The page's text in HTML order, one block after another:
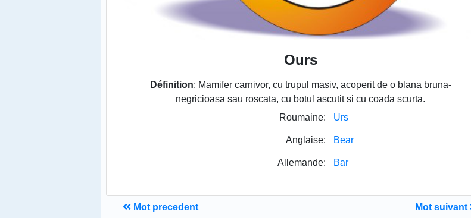
Ours
Définition: Mamifer carnivor, cu trupul masiv, acoperit de o blana bruna-
negricioasa sau roscata, cu botul ascutit si cu coada scurta.
Roumaine:
Urs
Anglaise: Bear
Allemande: Bar
Mot precedent Mot suivant